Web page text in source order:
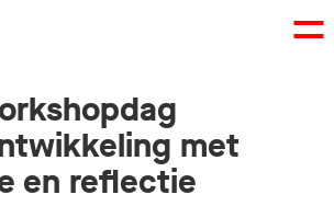
met
en reflectie